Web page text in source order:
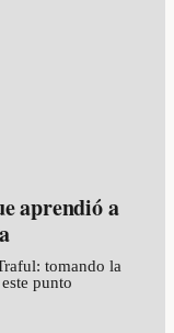
aprendió a
tomando la
punto